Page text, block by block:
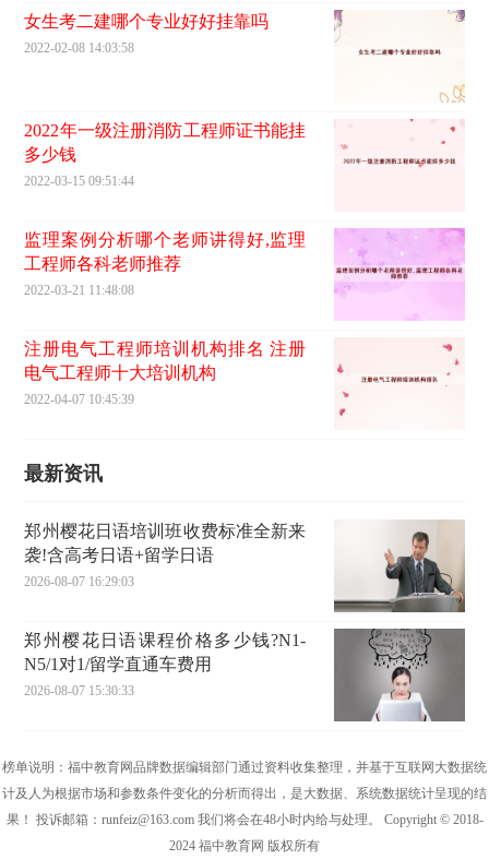
女生考二建哪个专业好好挂靠吗
2022-02-08 14:03:58
2022年一级注册消防工程师证书能挂
多少钱
2022-03-15 09:51:44
监理案例分析哪个老师讲得好,监理
工程师各科老师推荐
2022-03-21 11:48:08
注册电气工程师培训机构排名 注册
电气工程师十大培训机构
2022-04-07 10:45:39
最新资讯
郑州樱花日语培训班收费标准全新来
袭!含高考日语+留学日语
2026-08-07 16:29:03
郑州樱花日语课程价格多少钱?N1-
N5/1对1/留学直通车费用
2026-08-07 15:30:33
榜单说明：福中教育网品牌数据编辑部门通过资料收集整理，并基于互联网大数据统
计及人为根据市场和参数条件变化的分析而得出，是大数据、系统数据统计呈现的结
果！ 投诉邮箱：runfeiz@163.com 我们将会在48小时内给与处理。 Copyright © 2018-
2024 福中教育网 版权所有